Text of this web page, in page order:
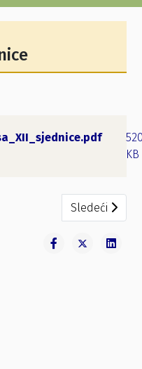
KB
Sledeći
Sledeći